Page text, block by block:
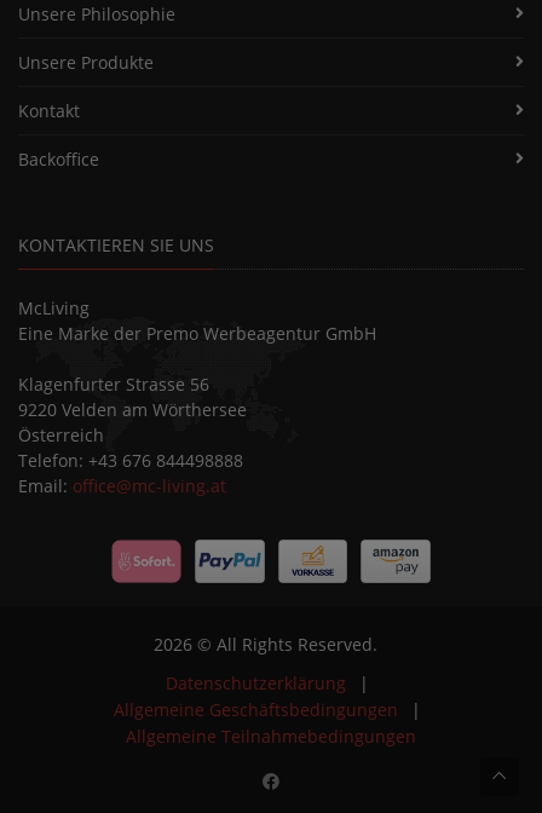
Unsere Philosophie
Unsere Produkte
Kontakt
Backoffice
KONTAKTIEREN SIE UNS
McLiving
Eine Marke der Premo Werbeagentur GmbH
Klagenfurter Strasse 56
9220 Velden am Wörthersee
Österreich
Telefon: +43 676 844498888
Email: office@mc-living.at
2026 © All Rights Reserved.
Datenschutzerklärung
|
Allgemeine Geschäftsbedingungen
|
Allgemeine Teilnahmebedingungen